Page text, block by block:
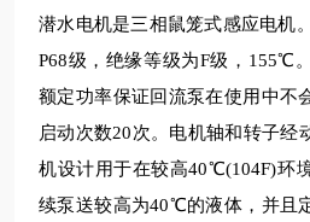
潜水电机是三相鼠笼式感应电机
P68级，绝缘等级为F级，155℃
额定功率保证回流泵在使用中不
启动次数20次。电机轴和转子经
机设计用于在较高40℃(104F)环
续泵送较高为40℃的液体，并且